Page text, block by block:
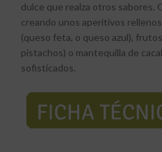
dulce que realza otros sabores.
creando unos aperitivos
(queso feta, o queso azul),
pistachos) o mantequilla de
sofisticados.